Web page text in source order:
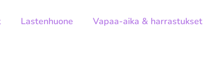
Lastenhuone Vapaa-aika & harrastukset